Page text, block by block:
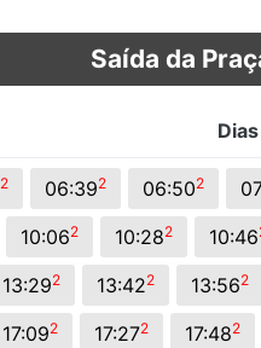
Saída da
2 06:392 06:502
10:062 10:282 10:46
13:292 13:422 13:562
17:092 17:272 17:482